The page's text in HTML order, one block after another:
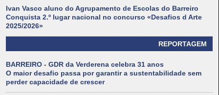
Ivan Vasco aluno do Agrupamento de Escolas do Barreiro
Conquista 2.º lugar nacional no concurso «Desafios d Arte
2025/2026»
REPORTAGEM
BARREIRO - GDR da Verderena celebra 31 anos
O maior desafio passa por garantir a sustentabilidade sem
perder capacidade de crescer